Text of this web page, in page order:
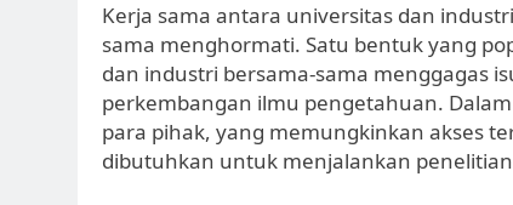
Kerja sama antara universitas dan
sama menghormati. Satu bentuk yang
dan industri bersama-sama menggagas
perkembangan ilmu pengetahuan.
para pihak, yang memungkinkan akses
dibutuhkan untuk menjalankan